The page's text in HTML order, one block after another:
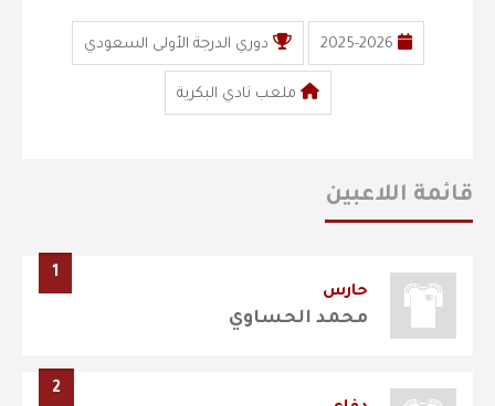
2025-2026 دوري الدرجة الأولى السعودي
ملعب نادي البكرية
قائمة اللاعبين
1
حارس
محمد الحساوي
2